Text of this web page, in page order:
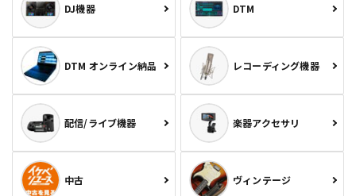
DJ機器 DTM
DTM オンライン納品 レコーディング機器
配信/ライブ機器 楽器アクセサリ
中古 ヴィンテージ